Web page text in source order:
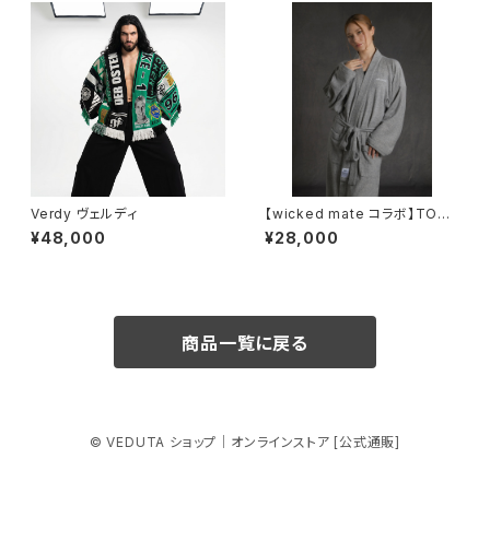
Verdy ヴェルディ
¥48,000
【wicked mate コラボ】TOW
EL GOWN / gray
¥28,000
商品一覧に戻る
© VEDUTA ショップ｜オンラインストア [公式通販]